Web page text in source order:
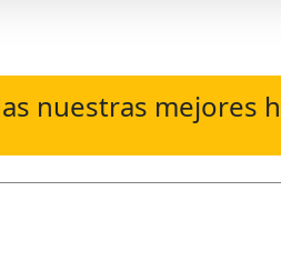
nuestras mejores